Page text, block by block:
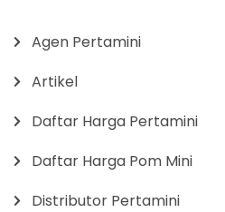
Agen Pertamini
Artikel
Daftar Harga Pertamini
Daftar Harga Pom Mini
Distributor Pertamini